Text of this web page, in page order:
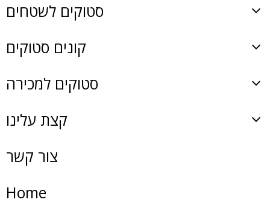
סטוקים לשטחים
קונים סטוקים
סטוקים למכירה
קצת עלינו
צור קשר
Home